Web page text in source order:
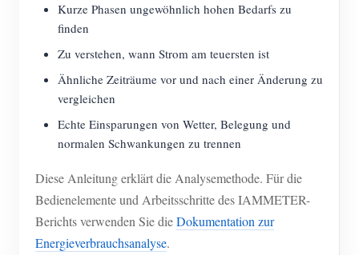
Kurze Phasen ungewöhnlich hohen Bedarfs zu
finden
Zu verstehen, wann Strom am teuersten ist
Ähnliche Zeiträume vor und nach einer Änderung zu
vergleichen
Echte Einsparungen von Wetter, Belegung und
normalen Schwankungen zu trennen
Diese Anleitung erklärt die Analysemethode. Für die
Bedienelemente und Arbeitsschritte des IAMMETER-
Berichts verwenden Sie dieDokumentation zur
Energieverbrauchsanalyse.